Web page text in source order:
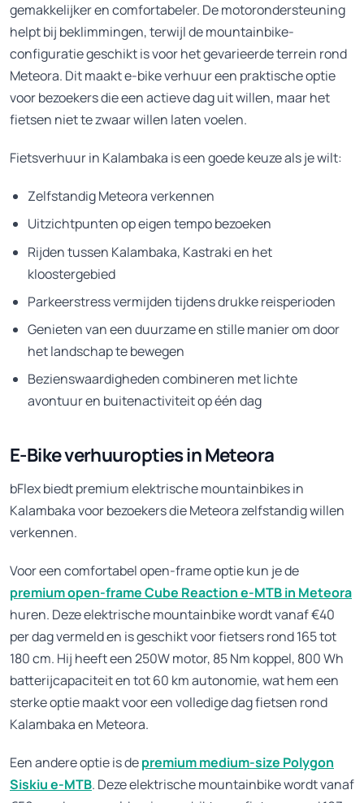
gemakkelijker en comfortabeler. De motorondersteuning
helpt bij beklimmingen, terwijl de mountainbike-
configuratie geschikt is voor het gevarieerde terrein rond
Meteora. Dit maakt e-bike verhuur een praktische optie
voor bezoekers die een actieve dag uit willen, maar het
fietsen niet te zwaar willen laten voelen.
Fietsverhuur in Kalambaka is een goede keuze als je wilt:
Zelfstandig Meteora verkennen
Uitzichtpunten op eigen tempo bezoeken
Rijden tussen Kalambaka, Kastraki en het
kloostergebied
Parkeerstress vermijden tijdens drukke reisperioden
Genieten van een duurzame en stille manier om door
het landschap te bewegen
Bezienswaardigheden combineren met lichte
avontuur en buitenactiviteit op één dag
E-Bike verhuuropties in Meteora
bFlex biedt premium elektrische mountainbikes in
Kalambaka voor bezoekers die Meteora zelfstandig willen
verkennen.
Voor een comfortabel open-frame optie kun je de
premium open-frame Cube Reaction e-MTB in Meteora
huren. Deze elektrische mountainbike wordt vanaf €40
per dag vermeld en is geschikt voor fietsers rond 165 tot
180 cm. Hij heeft een 250W motor, 85 Nm koppel, 800 Wh
batterijcapaciteit en tot 60 km autonomie, wat hem een
sterke optie maakt voor een volledige dag fietsen rond
Kalambaka en Meteora.
Een andere optie is depremium medium-size Polygon
Siskiu e-MTB. Deze elektrische mountainbike wordt vanaf